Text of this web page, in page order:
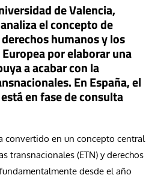
de Valencia,
el concepto de
humanos y los
por elaborar una
a acabar con la
En España, el
en fase de consulta
convertido en un concepto central
transnacionales (ETN) y derechos
desde el año